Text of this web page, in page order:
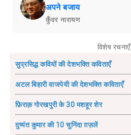
अपने बजाय
कुँवर नारायण
विशेष रचनाएँ
सुप्रसिद्ध कवियों की देशभक्ति कविताएँ
अटल बिहारी वाजपेयी की देशभक्ति कविताएँ
फ़िराक़ गोरखपुरी के 30 मशहूर शेर
दुष्यंत कुमार की 10 चुनिंदा ग़ज़लें